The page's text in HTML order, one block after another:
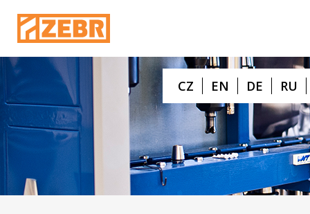
CZ EN DE RU